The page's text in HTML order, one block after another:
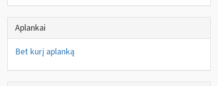
Aplankai
Bet kurį aplanką